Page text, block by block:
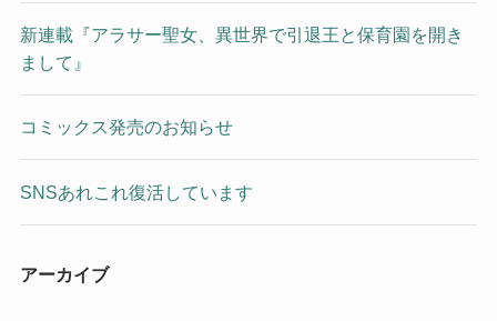
新連載『アラサー聖女、異世界で引退王と保育園を開き
まして』
コミックス発売のお知らせ
SNSあれこれ復活しています
アーカイブ